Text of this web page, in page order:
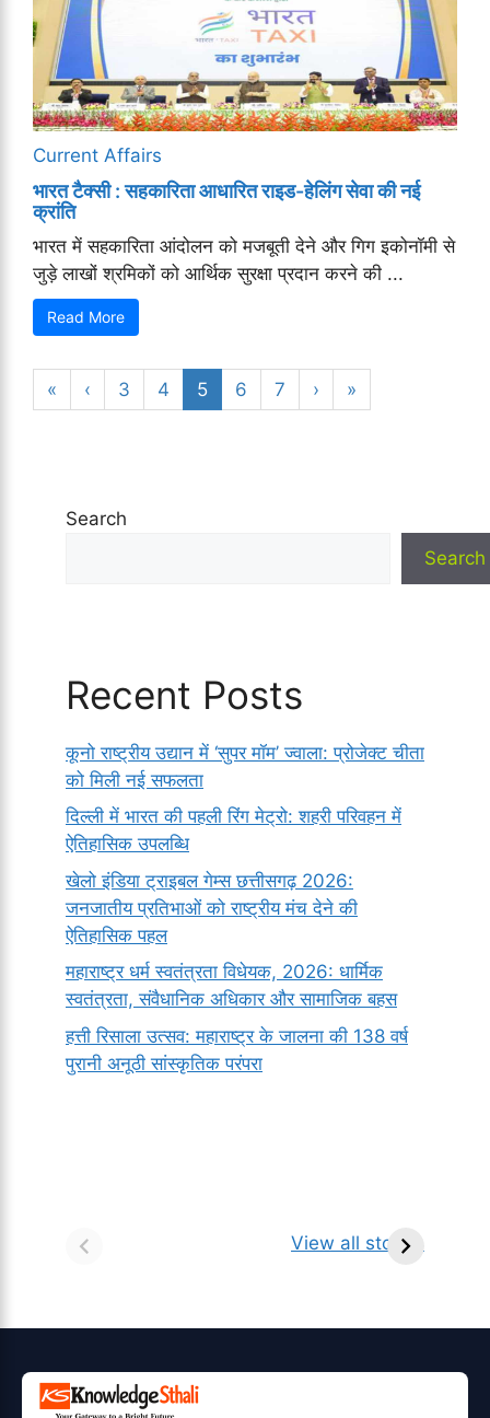
Current Affairs
भारत टैक्सी : सहकारिता आधारित राइड-हेलिंग सेवा की नई
क्रांति
भारत में सहकारिता आंदोलन को मजबूती देने और गिग इकोनॉमी से
जुड़े लाखों श्रमिकों को आर्थिक सुरक्षा प्रदान करने की ...
Read More
« ‹ 3 4 5 6 7 › »
Search
Search
Recent Posts
कूनो राष्ट्रीय उद्यान में ‘सुपर मॉम’ ज्वाला: प्रोजेक्ट चीता
को मिली नई सफलता
दिल्ली में भारत की पहली रिंग मेट्रो: शहरी परिवहन में
ऐतिहासिक उपलब्धि
खेलो इंडिया ट्राइबल गेम्स छत्तीसगढ़ 2026:
जनजातीय प्रतिभाओं को राष्ट्रीय मंच देने की
ऐतिहासिक पहल
महाराष्ट्र धर्म स्वतंत्रता विधेयक, 2026: धार्मिक
स्वतंत्रता, संवैधानिक अधिकार और सामाजिक बहस
हत्ती रिसाला उत्सव: महाराष्ट्र के जालना की 138 वर्ष
पुरानी अनूठी सांस्कृतिक परंपरा
View all stories
किसे कहते है?
ज्योतिर्लिंग | नाम,